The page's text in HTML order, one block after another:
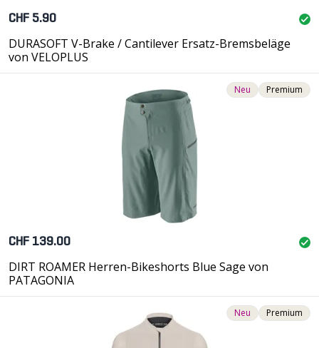
CHF 5.90
DURASOFT V-Brake / Cantilever Ersatz-Bremsbeläge
von VELOPLUS
Neu Premium
CHF 139.00
DIRT ROAMER Herren-Bikeshorts Blue Sage von
PATAGONIA
Neu Premium